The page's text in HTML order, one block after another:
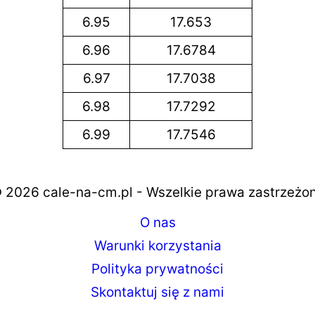
6.95
17.653
6.96
17.6784
6.97
17.7038
6.98
17.7292
6.99
17.7546
cale-na-cm.pl - Wszelkie prawa
O nas
Warunki korzystania
Polityka prywatności
Skontaktuj się z nami